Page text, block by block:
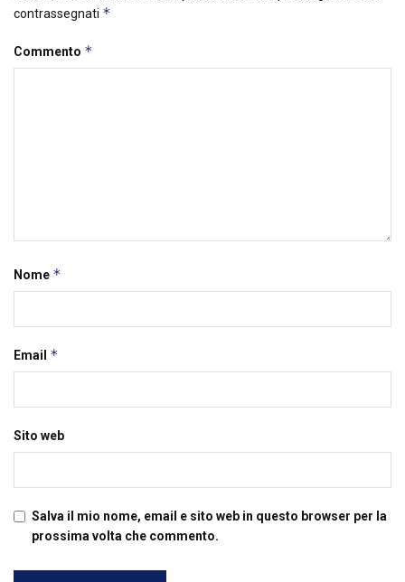
contrassegnati *
Commento *
Nome *
Email *
Sito web
Salva il mio nome, email e sito web in questo browser per la
prossima volta che commento.